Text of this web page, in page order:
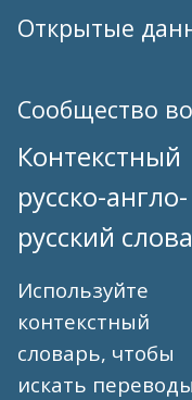
Открытые
Сообщество
Контекстный
русско-англо-
русский
Используйте
контекстный
словарь, чтобы
искать переводы